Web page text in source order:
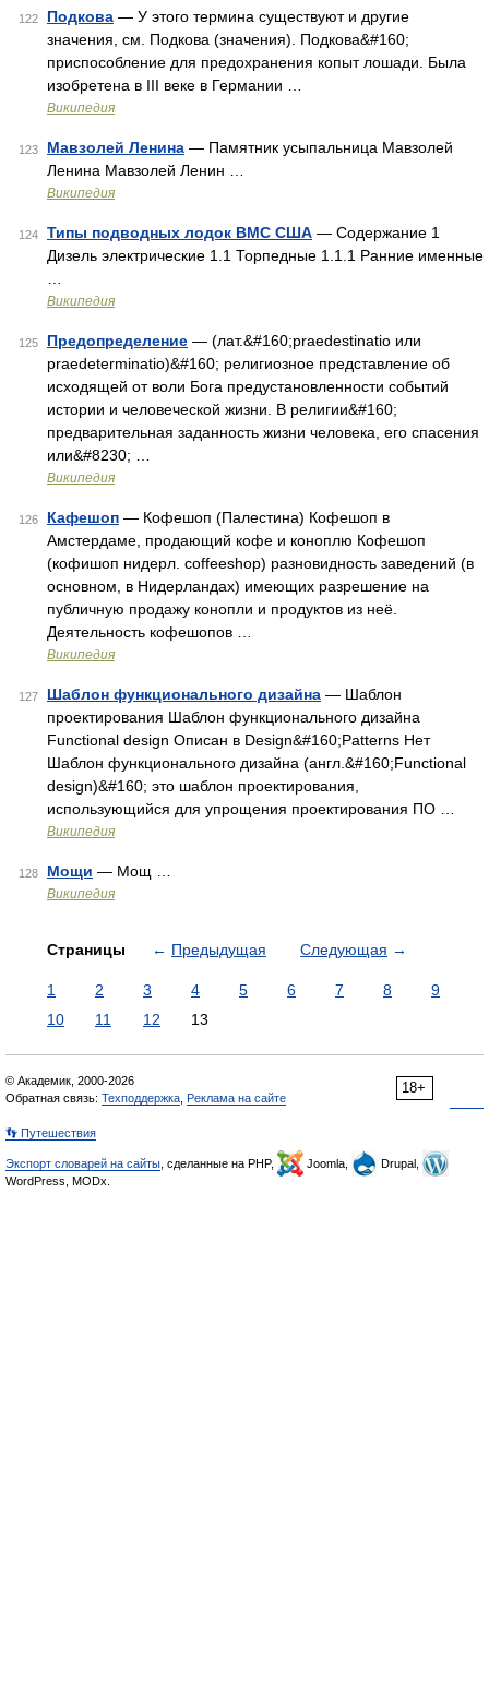
122 Подкова — У этого термина существуют и другие
значения, см. Подкова (значения). Подкова&#160;
приспособление для предохранения копыт лошади. Была
изобретена в III веке в Германии …
Википедия
123 Мавзолей Ленина — Памятник усыпальница Мавзолей
Ленина Мавзолей Ленин …
Википедия
124 Типы подводных лодок ВМС США — Содержание 1
Дизель электрические 1.1 Торпедные 1.1.1 Ранние именные
Википедия
125 Предопределение — (лат.&#160;praedestinatio или
praedeterminatio)&#160; религиозное представление об
исходящей от воли Бога предустановленности событий
истории и человеческой жизни. В религии&#160;
предварительная заданность жизни человека, его спасения
или&#8230; …
Википедия
126 Кафешоп — Кофешоп (Палестина) Кофешоп в
Амстердаме, продающий кофе и коноплю Кофешоп
(кофишоп нидерл. coffeeshop) разновидность заведений (в
основном, в Нидерландах) имеющих разрешение на
публичную продажу конопли и продуктов из неё.
Деятельность кофешопов …
Википедия
127 Шаблон функционального дизайна — Шаблон
проектирования Шаблон функционального дизайна
Functional design Описан в Design&#160;Patterns Нет
Шаблон функционального дизайна (англ.&#160;Functional
design)&#160; это шаблон проектирования,
использующийся для упрощения проектирования ПО …
Википедия
128 Мощи — Мощ …
Википедия
Страницы ← Предыдущая Следующая →
1 2 3 4 5 6 7 8
9
10
11 12 13
18+
© Академик, 2000-2026
Обратная связь: Техподдержка Реклама на сайте
👣 Путешествия
Экспорт словарей на сайты , сделанные на PHP, Joomla,
Drupal,
WordPress, MODx.